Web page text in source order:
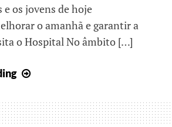
e os jovens de hoje
o amanhã e garantir a
o Hospital No âmbito […]
Ano
Novo